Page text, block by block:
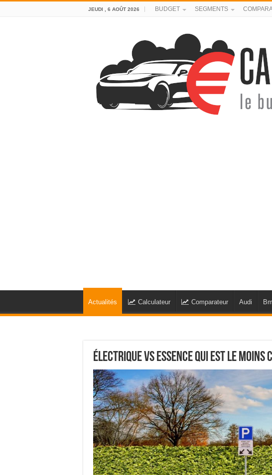
JEUDI , 6 AOÛT 2026 BUDGET SEGMENTS
Actualités Calculateur Comparateur Audi
Électrique vs Essence qui est le moins